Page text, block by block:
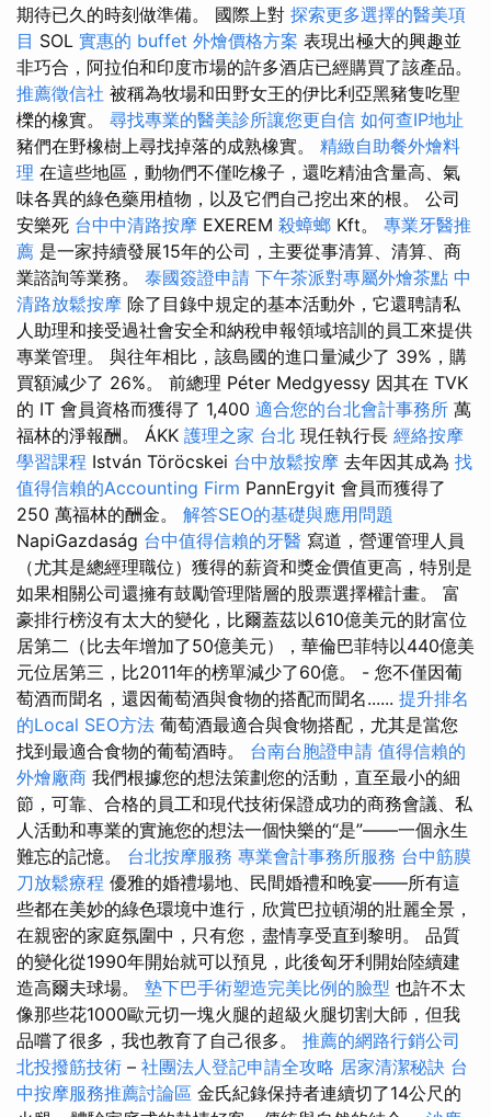
期待已久的時刻做準備。 國際上對 探索更多選擇的醫美項
目 SOL 實惠的 buffet 外燴價格方案 表現出極大的興趣並
非巧合，阿拉伯和印度市場的許多酒店已經購買了該產品。
推薦徵信社 被稱為牧場和田野女王的伊比利亞黑豬隻吃聖
櫟的橡實。 尋找專業的醫美診所讓您更自信 如何查IP地址
豬們在野橡樹上尋找掉落的成熟橡實。 精緻自助餐外燴料
理 在這些地區，動物們不僅吃橡子，還吃精油含量高、氣
味各異的綠色藥用植物，以及它們自己挖出來的根。 公司
安樂死 台中中清路按摩 EXEREM 殺蟑螂 Kft。 專業牙醫推
薦 是一家持續發展15年的公司，主要從事清算、清算、商
業諮詢等業務。 泰國簽證申請 下午茶派對專屬外燴茶點 中
清路放鬆按摩 除了目錄中規定的基本活動外，它還聘請私
人助理和接受過社會安全和納稅申報領域培訓的員工來提供
專業管理。 與往年相比，該島國的進口量減少了 39%，購
買額減少了 26%。 前總理 Péter Medgyessy 因其在 TVK
的 IT 會員資格而獲得了 1,400 適合您的台北會計事務所 萬
福林的淨報酬。 ÁKK 護理之家 台北 現任執行長 經絡按摩
學習課程 István Töröcskei 台中放鬆按摩 去年因其成為 找
值得信賴的Accounting Firm PannErgyit 會員而獲得了
250 萬福林的酬金。 解答SEO的基礎與應用問題
NapiGazdaság 台中值得信賴的牙醫 寫道，營運管理人員
（尤其是總經理職位）獲得的薪資和獎金價值更高，特別是
如果相關公司還擁有鼓勵管理階層的股票選擇權計畫。 富
豪排行榜沒有太大的變化，比爾蓋茲以610億美元的財富位
居第二（比去年增加了50億美元），華倫巴菲特以440億美
元位居第三，比2011年的榜單減少了60億。 - 您不僅因葡
萄酒而聞名，還因葡萄酒與食物的搭配而聞名...... 提升排名
的Local SEO方法 葡萄酒最適合與食物搭配，尤其是當您
找到最適合食物的葡萄酒時。 台南台胞證申請 值得信賴的
外燴廠商 我們根據您的想法策劃您的活動，直至最小的細
節，可靠、合格的員工和現代技術保證成功的商務會議、私
人活動和專業的實施您的想法一個快樂的“是”——一個永生
難忘的記憶。 台北按摩服務 專業會計事務所服務 台中筋膜
刀放鬆療程 優雅的婚禮場地、民間婚禮和晚宴——所有這
些都在美妙的綠色環境中進行，欣賞巴拉頓湖的壯麗全景，
在親密的家庭氛圍中，只有您，盡情享受直到黎明。 品質
的變化從1990年開始就可以預見，此後匈牙利開始陸續建
造高爾夫球場。 墊下巴手術塑造完美比例的臉型 也許不太
像那些花1000歐元切一塊火腿的超級火腿切割大師，但我
品嚐了很多，我也教育了自己很多。 推薦的網路行銷公司
北投撥筋技術 – 社團法人登記申請全攻略 居家清潔秘訣 台
中按摩服務推薦討論區 金氏紀錄保持者連續切了14公尺的